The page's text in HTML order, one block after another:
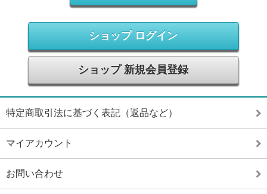
ショップ ログイン
ショップ 新規会員登録
特定商取引法に基づく表記（返品など）
マイアカウント
お問い合わせ